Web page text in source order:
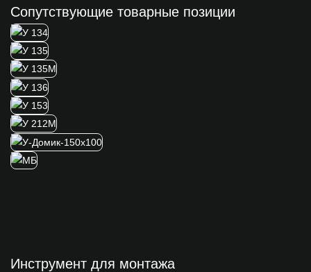
Сопутствующие товарные позиции
Инструмент для монтажа